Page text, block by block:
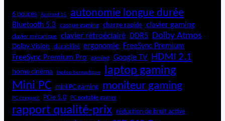
6 pouces Android 15 autonomie longue durée
Bluetooth 5.3 casque gaming charge rapide clavier gaming
clavier mécanique clavier rétroéclairé DDR5 Dolby Atmos
Dolby Vision durabilité ergonomie FreeSync Premium
FreeSync Premium Pro
gaming Google TV HDMI 2.1
home cinéma laptop bureautique laptop gaming
Mini PC mini PC gaming moniteur gaming
PC compact PCIe 5.0 PC portable gamer
rapport qualité-prix réduction de bruit active